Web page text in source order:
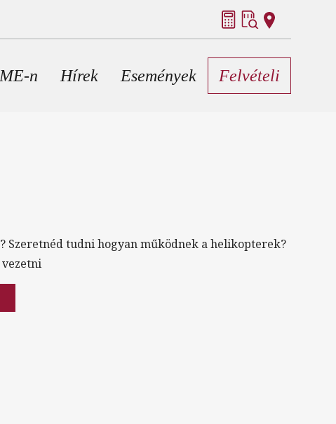
n Hírek Események Felvételi
Szeretnéd tudni hogyan működnek a helikopterek?